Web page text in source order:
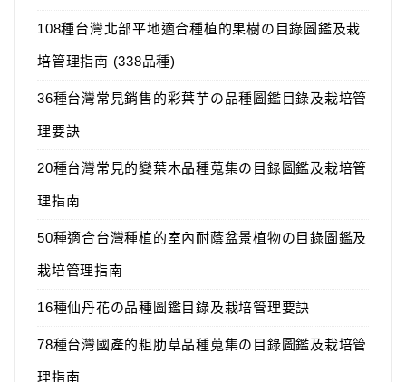
108種台灣北部平地適合種植的果樹の目錄圖鑑及栽
培管理指南 (338品種)
36種台灣常見銷售的彩葉芋の品種圖鑑目錄及栽培管
理要訣
20種台灣常見的變葉木品種蒐集の目錄圖鑑及栽培管
理指南
50種適合台灣種植的室內耐蔭盆景植物の目錄圖鑑及
栽培管理指南
16種仙丹花の品種圖鑑目錄及栽培管理要訣
78種台灣國產的粗肋草品種蒐集の目錄圖鑑及栽培管
理指南